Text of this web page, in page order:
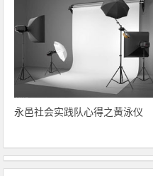
永邑社会实践队心得之黄泳仪